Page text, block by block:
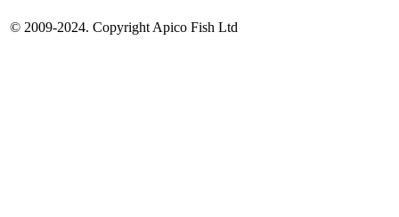
© 2009-2024. Copyright Apico Fish Ltd